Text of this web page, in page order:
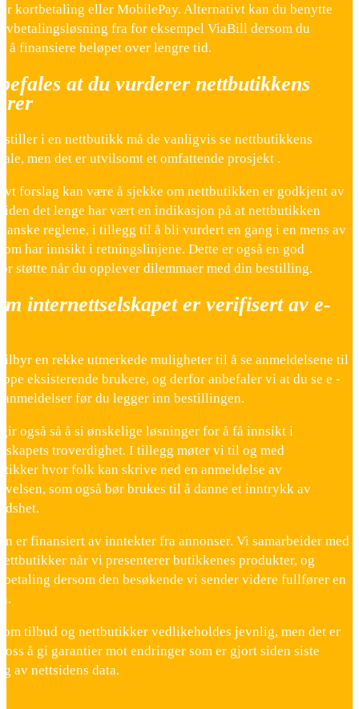
kortbetaling eller MobilePay. Alternativt kan du benytte
fra for eksempel ViaBill dersom du
å finansiere beløpet over lengre tid.
at du vurderer nettbutikkens
i en nettbutikk må de vanligvis se nettbutikkens
men det er utvilsomt et omfattende prosjekt .
forslag kan være å sjekke om nettbutikken er godkjent av
det lenge har vært en indikasjon på at nettbutikken
reglene, i tillegg til å bli vurdert en gang i en mens av
har innsikt i retningslinjene. Dette er også en god
støtte når du opplever dilemmaer med din bestilling.
internettselskapet er verifisert av e-
en rekke utmerkede muligheter til å se anmeldelsene til
eksisterende brukere, og derfor anbefaler vi at du se e -
før du legger inn bestillingen.
også så å si ønskelige løsninger for å få innsikt i
troverdighet. I tillegg møter vi til og med
hvor folk kan skrive ned en anmeldelse av
som også bør brukes til å danne et inntrykk av
er finansiert av inntekter fra annonser. Vi samarbeider med
når vi presenterer butikkenes produkter, og
dersom den besøkende vi sender videre fullfører en
om tilbud og nettbutikker vedlikeholdes jevnlig, men det er
å gi garantier mot endringer som er gjort siden siste
av nettsidens data.